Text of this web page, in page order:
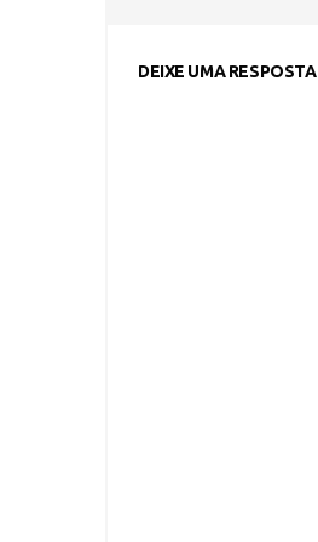
DEIXE UMA RESPOSTA